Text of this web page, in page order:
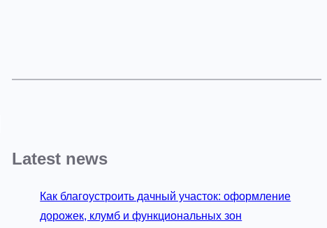
Latest news
Как благоустроить дачный участок: оформление
дорожек, клумб и функциональных зон